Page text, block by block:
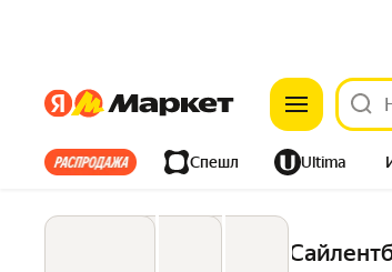
ЯндексЯндекс
Все хиты Спешл Ultima
Дом Ремонт Детям Красота